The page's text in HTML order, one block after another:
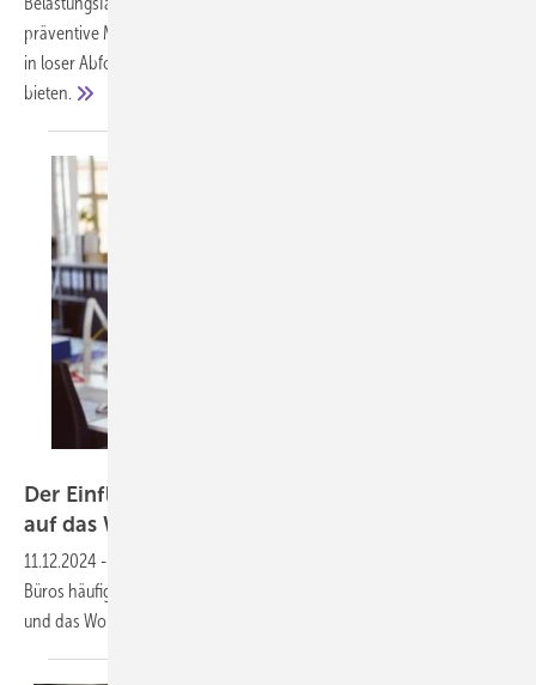
präventive Maßnahmen zu entwickeln. Die vorliegende ASU-Serie will
in loser Abfolge Beispiele für die vielfältigen Lösungsansätze
bieten.
Der Einfluss von trockener Luft am Arbeitsplatz
auf das Wohlbefinden
11.12.2024 -
Büros häufig unter 30 Prozent, was sich negativ auf die Gesundheit
und das Wohlbefinden der Mitarbeiter auswirken